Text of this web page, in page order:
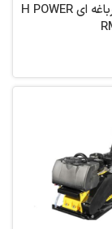
کمپکتور قورباغه ای H POWER